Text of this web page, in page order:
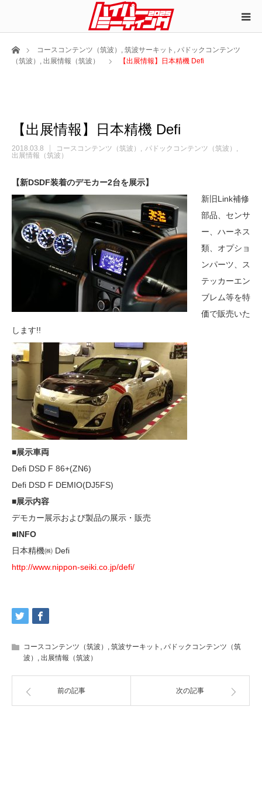
ホームコースコンテンツ（筑波） , 筑波サーキット , パドックコンテンツ
（筑波） , 出展情報（筑波） 【出展情報】日本精機 Defi
【出展情報】日本精機 Defi
2018.03.8 コースコンテンツ（筑波）
パドックコンテンツ（筑波）
出展情報（筑波）
【新DSDF装着のデモカー2台を展示】
新旧Link補修
部品、センサ
ー、ハーネス
類、オプショ
ンパーツ、ス
テッカーエン
ブレム等を特
価で販売いた
します!!
■展示車両
Defi DSD F 86+(ZN6)
Defi DSD F DEMIO(DJ5FS)
■展示内容
デモカー展示および製品の展示・販売
■INFO
日本精機㈱ Defi
http://www.nippon-seiki.co.jp/defi/
コースコンテンツ（筑波） , 筑波サーキット , パドックコンテンツ（筑
波） , 出展情報（筑波）
前の記事 次の記事